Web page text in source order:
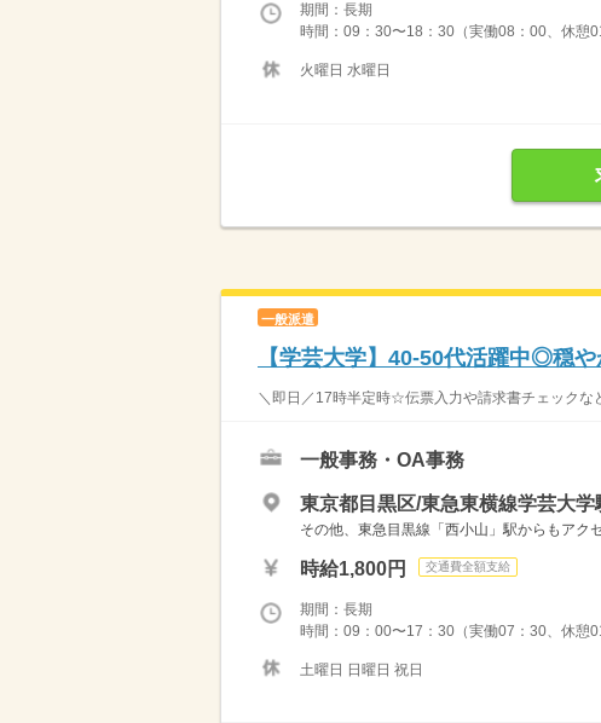
期間：長期
時間：09：30〜18：30（実働08：00、休憩
火曜日 水曜日
一般派遣
【学芸大学】40-50代活躍中◎穏
＼即日／17時半定時☆伝票入力や請求書チェックな
一般事務・OA事務
東京都目黒区/東急東横線学芸大学
その他、東急目黒線「西小山」駅からもアク
時給1,800円 交通費全額支給
期間：長期
時間：09：00〜17：30（実働07：30、休憩
土曜日 日曜日 祝日